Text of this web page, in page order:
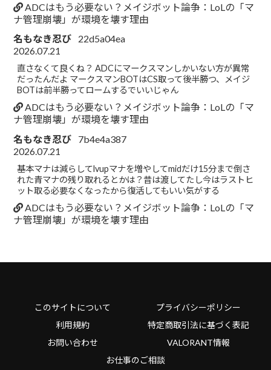
ADCはもう必要ない？メイジボット論争：LoLの「マ
ナ管理崩壊」が環境を壊す理由
名もなき忍び
22d5a04ea
2026.07.21
直さなくて良くね？ ADCにマークスマンしかいない方が異常
だったんだよ マークスマンBOTはCS取って後半勝つ、メイジ
BOTは前半勝ってロームするでいいじゃん
ADCはもう必要ない？メイジボット論争：LoLの「マ
ナ管理崩壊」が環境を壊す理由
名もなき忍び
7b4e4a387
2026.07.21
基本マナは減らしてlvupマナを増やしてmidだけ15分まで倒さ
れた青マナの残り取れるとかは？昔は渡してたし今はラストヒ
ット取る必要なくなったから復活してもいい気がする
ADCはもう必要ない？メイジボット論争：LoLの「マ
ナ管理崩壊」が環境を壊す理由
このサイトについて
プライバシーポリシー
利用規約
特定商取引法に基づく表記
お問い合わせ
VALORANT情報
お仕事のご相談